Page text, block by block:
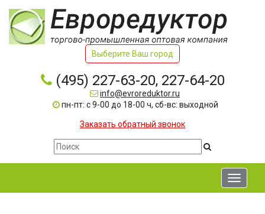
Выберите Ваш город
(495) 227-63-20, 227-64-20
info@evroreduktor.ru
пн-пт: с 9-00 до 18-00 ч, сб-вс: выходной
Заказать обратный звонок
Toggle